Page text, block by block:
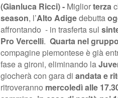
(Gianluca Ricci) - Migliorterza
season, l’Alto Adigedebutta
affrontando - in trasferta sul
Pro Vercelli. Quarta nel
compagine piemontese è già
fase a gironi, eliminando la
giocherà con gara di andata e
ritroveranno mercoledì alle